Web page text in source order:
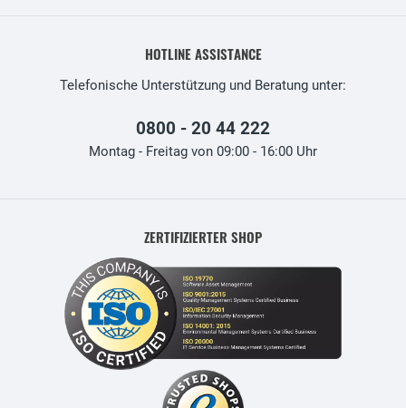
HOTLINE ASSISTANCE
Telefonische Unterstützung und Beratung unter:
0800 - 20 44 222
Montag - Freitag von 09:00 - 16:00 Uhr
ZERTIFIZIERTER SHOP